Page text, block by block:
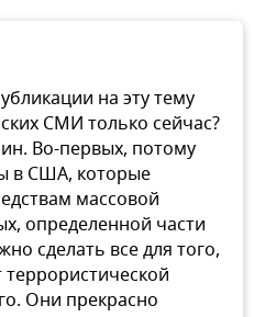
на эту тему
СМИ только сейчас?
Во-первых, потому
в США, которые
массовой
определенной части
сделать все для того,
Они прекрасно